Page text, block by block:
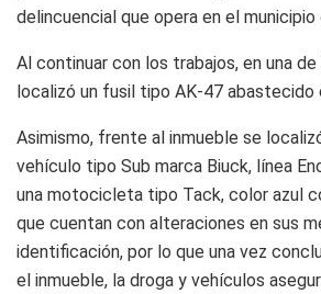
delincuencial que opera en el
Al continuar con los trabajos, en una
localizó un fusil tipo AK-47 abastecido
Asimismo, frente al inmueble se
vehículo tipo Sub marca Biuck, línea
una motocicleta tipo Tack, color azul
que cuentan con alteraciones en sus
identificación, por lo que una vez
el inmueble, la droga y vehículos